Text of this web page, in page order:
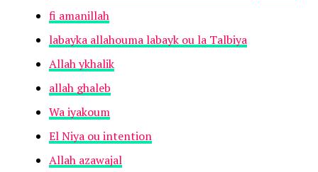
fi amanillah
labayka allahouma labayk ou la Talbiya
Allah ykhalik
allah ghaleb
Wa iyakoum
El Niya ou intention
Allah azawajal